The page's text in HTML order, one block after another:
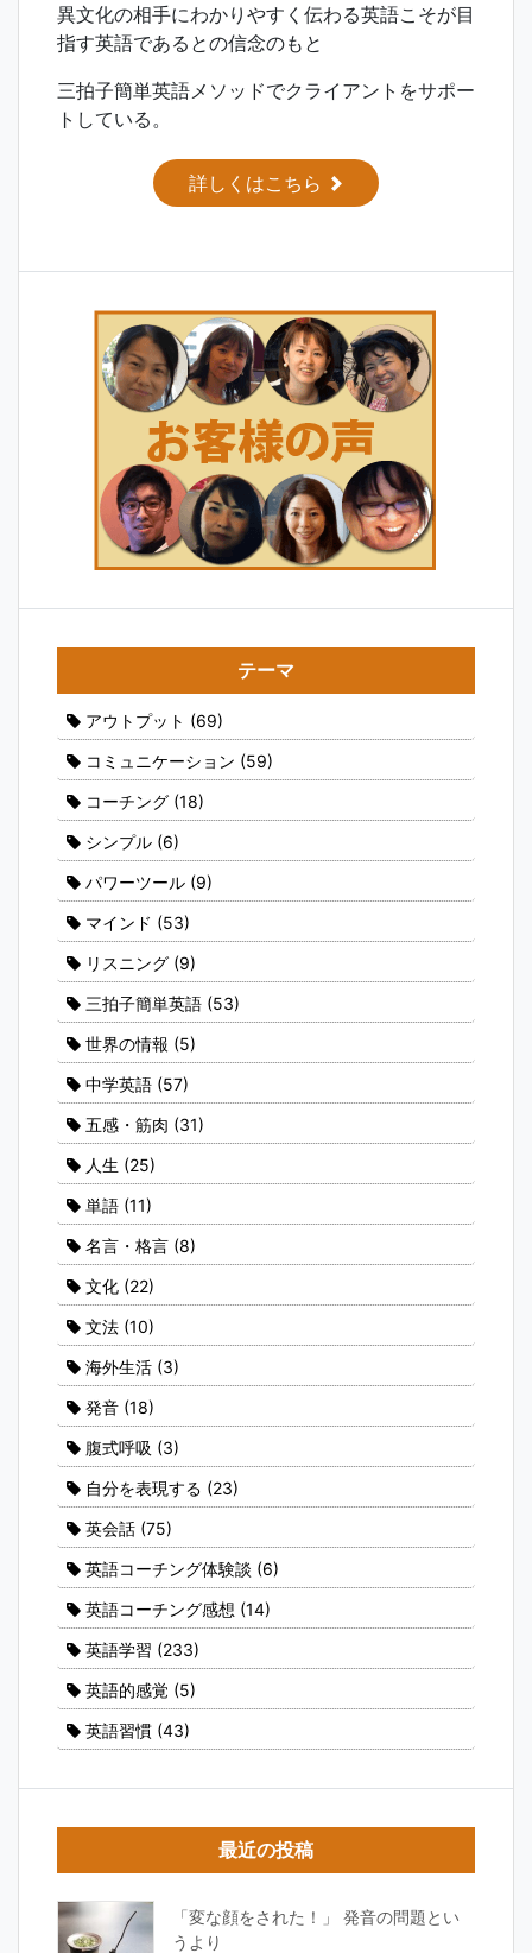
異文化の相手にわかりやすく伝わる英語こそが目
指す英語であるとの信念のもと
三拍子簡単英語メソッドでクライアントをサポー
トしている。
詳しくはこちら
テーマ
アウトプット (69)
コミュニケーション (59)
コーチング (18)
シンプル (6)
パワーツール (9)
マインド (53)
リスニング (9)
三拍子簡単英語 (53)
世界の情報 (5)
中学英語 (57)
五感・筋肉 (31)
人生 (25)
単語 (11)
名言・格言 (8)
文化 (22)
文法 (10)
海外生活 (3)
発音 (18)
腹式呼吸 (3)
自分を表現する (23)
英会話 (75)
英語コーチング体験談 (6)
英語コーチング感想 (14)
英語学習 (233)
英語的感覚 (5)
英語習慣 (43)
最近の投稿
「変な顔をされた！」 発音の問題とい
うより